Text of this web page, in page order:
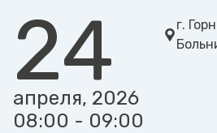
24
апреля, 2026
08:00 - 09:00
г.